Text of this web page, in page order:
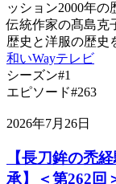
ッション2000年の
伝統作家の髙島克
歴史と洋服の歴史
和いWayテレビ
シーズン#1
エピソード#263
2026年7月26日
【長刀鉾の禿
承】＜第262回